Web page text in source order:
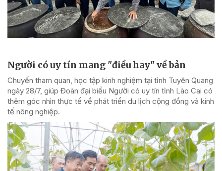
Người có uy tín mang "điều hay" về bản
Chuyến tham quan, học tập kinh nghiệm tại tỉnh Tuyên Quang
ngày 28/7, giúp Đoàn đại biểu Người có uy tín tỉnh Lào Cai có
thêm góc nhìn thực tế về phát triển du lịch cộng đồng và kinh
tế nông nghiệp.